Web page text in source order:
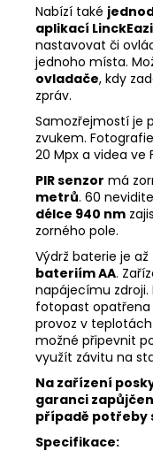
Nabízí také
aplikací LinckEazi
nastavovat či
jednoho místa.
ovladače, kdy
zpráv.
Samozřejmostí je
zvukem.
20 Mpx a videa ve
PIR senzor má
metrů. 60
délce 940 nm
zorného pole.
Výdrž baterie je až
bateriím AA.
napájecímu zdroji.
fotopast opatřena
provoz v
možné připevnit
využít závitu na
Na zařízení
garanci
případě potřeby
Specifikace: